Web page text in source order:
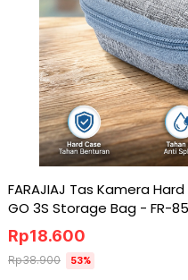
FARAJIAJ Tas Kamera
GO 3S Storage Bag - FR-85
Rp18.600
Rp38.900 53%